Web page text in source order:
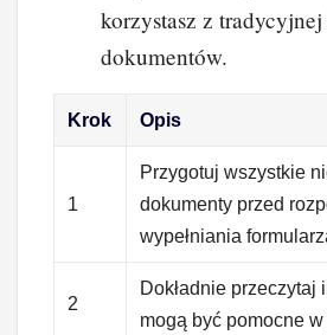
korzystasz z tradycyjnej
dokumentów.
Krok Opis
1
Przygotuj wszystkie
dokumenty przed
wypełniania
2
Dokładnie przeczytaj
mogą być pomocne